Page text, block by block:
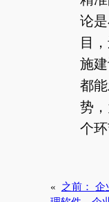
论
目
施
都
势
个环
«
之前： 企